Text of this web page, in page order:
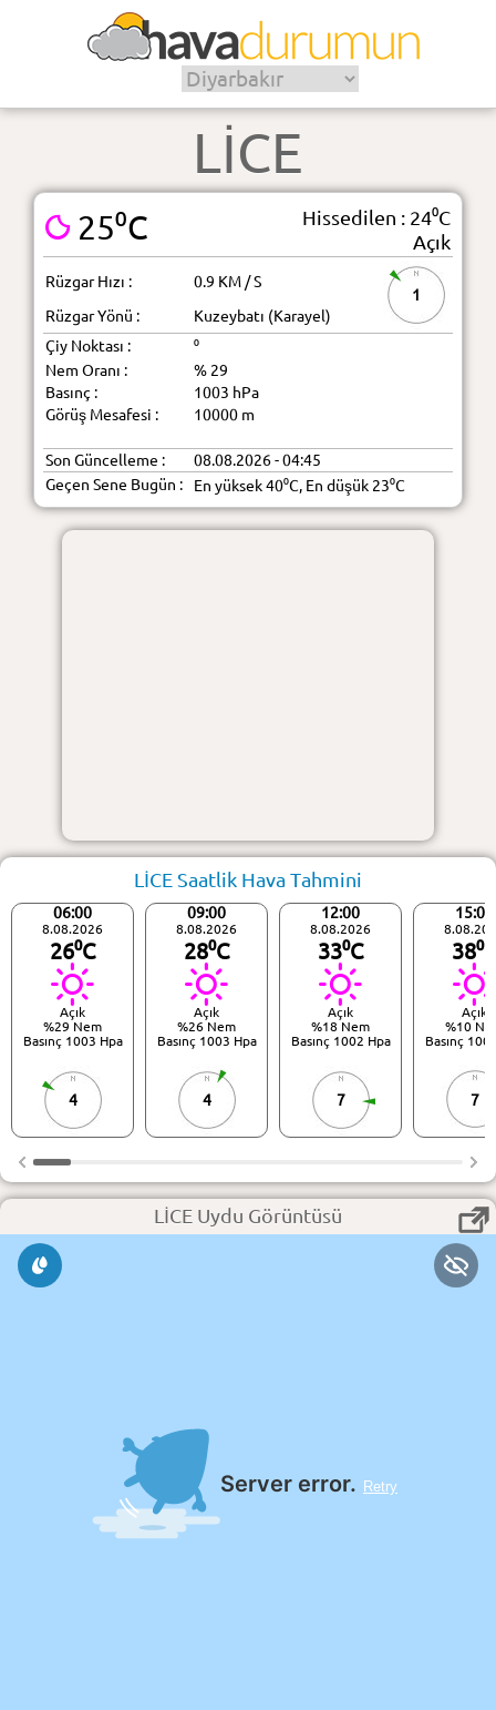
LİCE
25⁰C
Hissedilen : 24⁰C
Açık
Rüzgar Hızı : 0.9 KM / S
1
Rüzgar Yönü :
Kuzeybatı (Karayel)
Çiy Noktası :
⁰
Nem Oranı :
% 29
Basınç :
1003 hPa
Görüş Mesafesi :
10000 m
Son Güncelleme :
08.08.2026 - 04:45
Geçen Sene Bugün :
En yüksek 40⁰C, En düşük 23⁰C
LİCE Saatlik Hava Tahmini
06:00
8.08.2026
26⁰C
Açık
%29 Nem
Basınç 1003 Hpa
4
09:00
8.08.2026
28⁰C
Açık
%26 Nem
Basınç 1003 Hpa
4
12:00
8.08.2026
33⁰C
Açık
%18 Nem
Basınç 1002 Hpa
7
15:00
38⁰C
Açık
%10
Basınç
7
LİCE Uydu Görüntüsü